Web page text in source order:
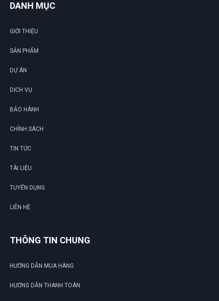
DANH MỤC
GIỚI THIỆU
SẢN PHẨM
DỰ ÁN
DỊCH VỤ
BẢO HÀNH
CHÍNH SÁCH
TIN TỨC
TÀI LIỆU
TUYỂN DỤNG
LIÊN HỆ
THÔNG TIN CHUNG
HƯỚNG DẪN MUA HÀNG
HƯỚNG DẪN THANH TOÁN